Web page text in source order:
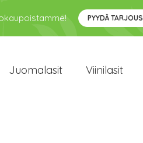
PYYDÄ TARJOUS
Juomalasit Viinilasit